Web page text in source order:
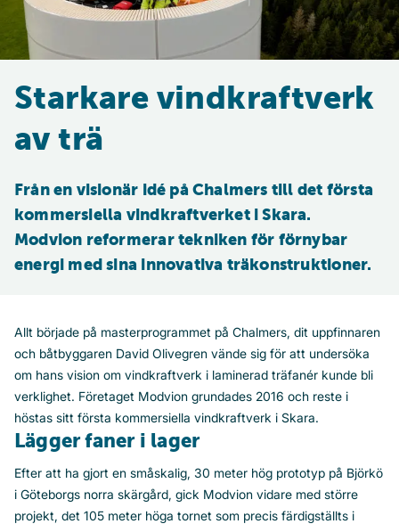
Starkare vindkraftverk
av trä
Från en visionär idé på Chalmers till det första
kommersiella vindkraftverket i Skara.
Modvion reformerar tekniken för förnybar
energi med sina innovativa träkonstruktioner.
Allt började på masterprogrammet på Chalmers, dit uppfinnaren
och båtbyggaren David Olivegren vände sig för att undersöka
om hans vision om vindkraftverk i laminerad träfanér kunde bli
verklighet. Företaget Modvion grundades 2016 och reste i
höstas sitt första kommersiella vindkraftverk i Skara.
Lägger faner i lager
Efter att ha gjort en småskalig, 30 meter hög prototyp på Björkö
i Göteborgs norra skärgård, gick Modvion vidare med större
projekt, det 105 meter höga tornet som precis färdigställts i